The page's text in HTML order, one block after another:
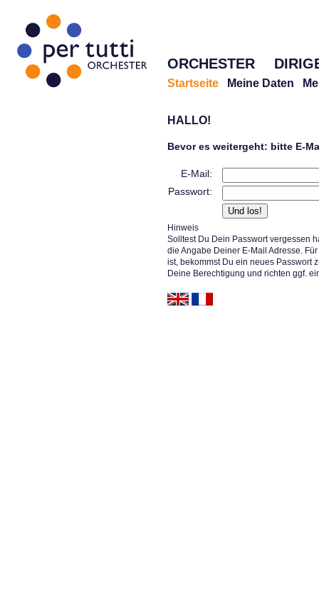
ORCHESTER
Startseite Meine Daten
HALLO!
Bevor es weitergeht: bitte E-
E-Mail:
Passwort:
Hinweis
Solltest Du Dein Passwort vergessen
die Angabe Deiner E-Mail Adresse.
ist, bekommst Du ein neues Passwort
Deine Berechtigung und richten ggf.